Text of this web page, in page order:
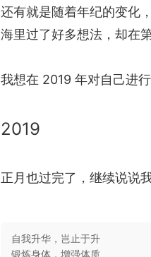
还有就是随着年纪的变化
海里过了好多想法，却在
我想在 2019 年对自己进
2019
正月也过完了，继续说说
自我升华，岂止于升
锻炼身体，增强体质